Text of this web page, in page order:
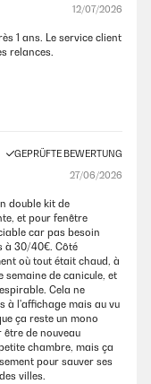
12/07/2026
1 ans. Le service client
relances.
GEPRÜFTE BEWERTUNG
27/06/2026
double kit de
et pour fenêtre
car pas besoin
à 30/40€. Côté
où tout était chaud, à
semaine de canicule, et
Cela ne
à l'affichage mais au vu
ça reste un mono
de nouveau
chambre, mais ça
pour sauver ses
villes.